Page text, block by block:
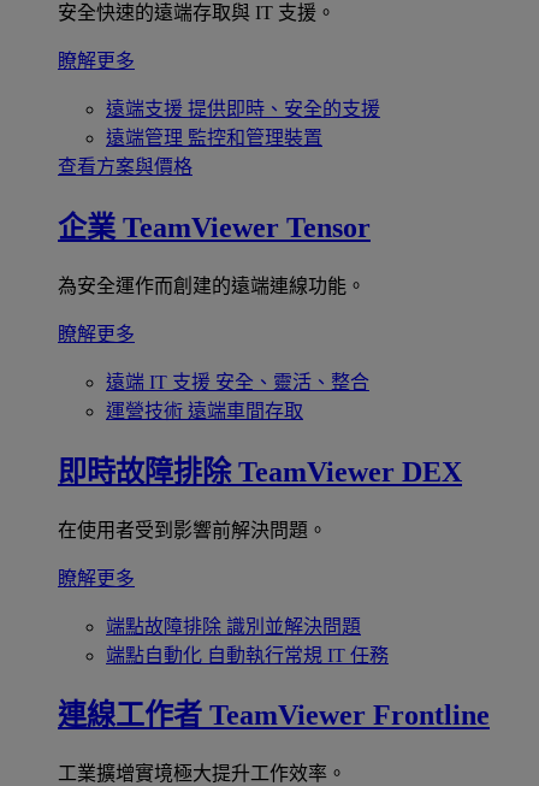
安全快速的遠端存取與 IT 支援。
瞭解更多
遠端支援 提供即時、安全的支援
遠端管理 監控和管理裝置
查看方案與價格
企業 TeamViewer Tensor
為安全運作而創建的遠端連線功能。
瞭解更多
遠端 IT 支援 安全、靈活、整合
運營技術 遠端車間存取
即時故障排除 TeamViewer DEX
在使用者受到影響前解決問題。
瞭解更多
端點故障排除 識別並解決問題
端點自動化 自動執行常規 IT 任務
連線工作者 TeamViewer Frontline
工業擴增實境極大提升工作效率。